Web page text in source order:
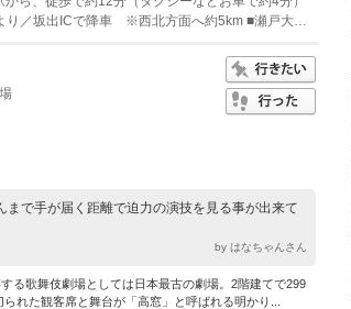
(2)◆お車をご利用の場合 ■四国内より／坂出ICで降車 ※西北方面へ約5km ■瀬戸大橋方面より／坂出北ICで降車 ※西方面へ約4.5km ※坂出北ICは瀬戸大橋方面からのみの降車になります。
で手が届く距離で迫力の演技を見る事が出来て
by はなちゃんさん
る歌舞伎劇場としては日本最古の劇場。2階建てで299
れた観客席と舞台が「高窓」と呼ばれる明かり...